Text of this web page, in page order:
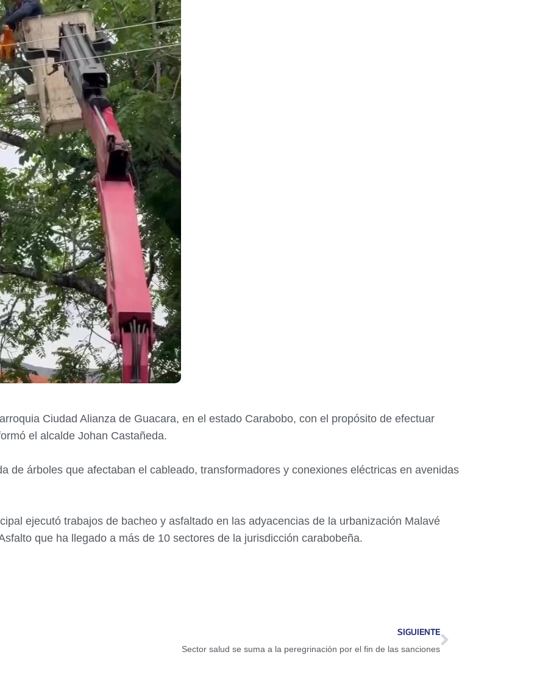
Ciudad Alianza de Guacara, en el estado Carabobo, con el propósito de efectuar
el alcalde Johan Castañeda.
de árboles que afectaban el cableado, transformadores y conexiones eléctricas en avenidas
ejecutó trabajos de bacheo y asfaltado en las adyacencias de la urbanización Malavé
que ha llegado a más de 10 sectores de la jurisdicción carabobeña.
SIGUIENTE
Sector salud se suma a la peregrinación por el fin de las sanciones